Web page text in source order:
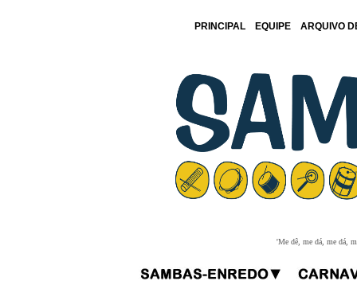
PRINCIPAL EQUIPE ARQUIVO
'Me dê, me dá, me dá,